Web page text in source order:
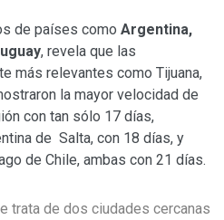
de países como Argentina,
, revela que las
más relevantes como Tijuana,
la mayor velocidad de
con tan sólo 17 días,
de Salta, con 18 días, y
de Chile, ambas con 21 días.
trata de dos ciudades cercanas